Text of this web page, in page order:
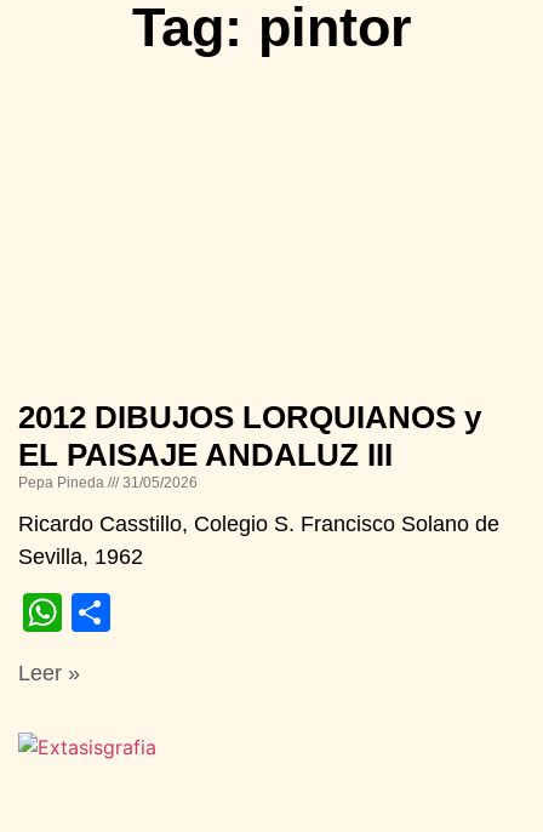
Tag: pintor
2012 DIBUJOS LORQUIANOS y
EL PAISAJE ANDALUZ III
Pepa Pineda 31/05/2026
Ricardo Casstillo, Colegio S. Francisco Solano de
Sevilla, 1962
WhatsApp
Leer »